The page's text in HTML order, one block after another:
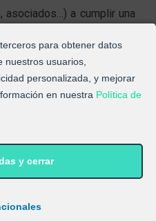
para obtener datos
nuestros usuarios,
personalizada, y mejorar
en nuestra Política de
y cerrar
asociados…) a cumplir una
y legal . Es especialmente
negocios, debido a las
entre franquicia y
de manera